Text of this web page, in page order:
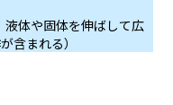
体や固体を伸ばして広
含まれる）